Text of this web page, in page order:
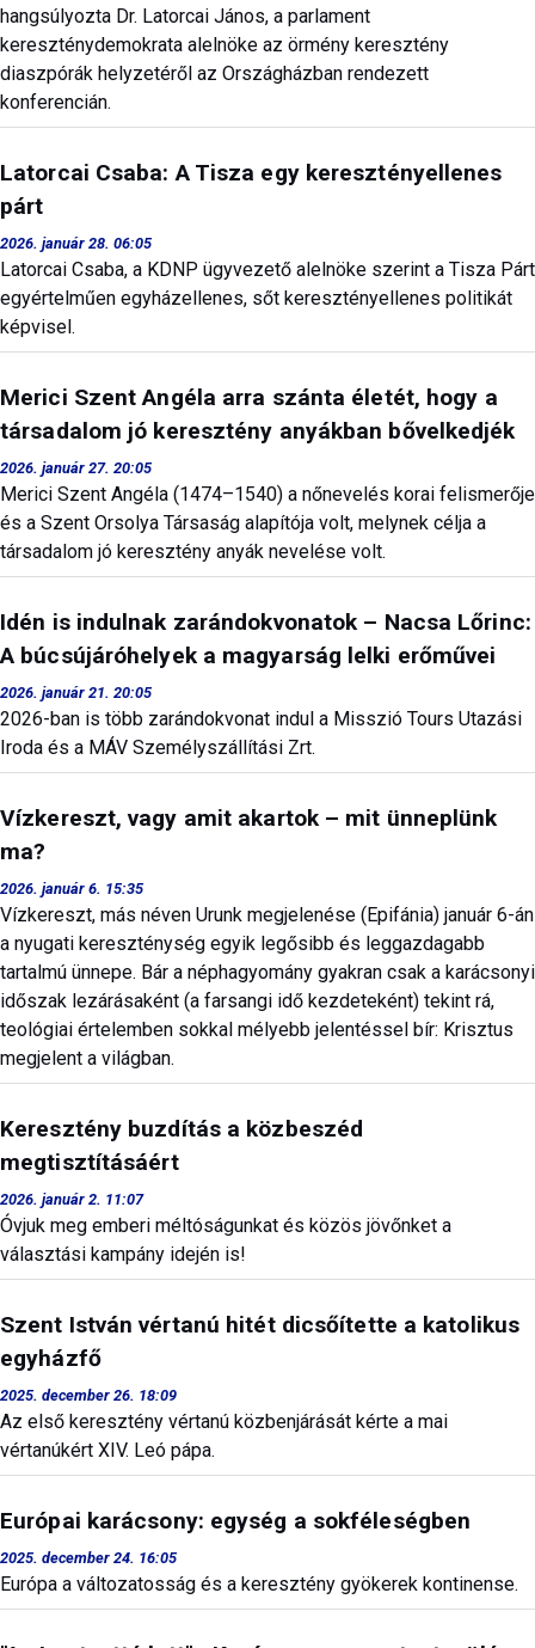
hangsúlyozta Dr. Latorcai János, a parlament
kereszténydemokrata alelnöke az örmény keresztény
diaszpórák helyzetéről az Országházban rendezett
konferencián.
Latorcai Csaba: A Tisza egy keresztényellenes
párt
2026. január 28. 06:05
Latorcai Csaba, a KDNP ügyvezető alelnöke szerint a Tisza Párt
egyértelműen egyházellenes, sőt keresztényellenes politikát
képvisel.
Merici Szent Angéla arra szánta életét, hogy a
társadalom jó keresztény anyákban bővelkedjék
2026. január 27. 20:05
Merici Szent Angéla (1474–1540) a nőnevelés korai felismerője
és a Szent Orsolya Társaság alapítója volt, melynek célja a
társadalom jó keresztény anyák nevelése volt.
Idén is indulnak zarándokvonatok – Nacsa Lőrinc:
A búcsújáróhelyek a magyarság lelki erőművei
2026. január 21. 20:05
2026-ban is több zarándokvonat indul a Misszió Tours Utazási
Iroda és a MÁV Személyszállítási Zrt.
Vízkereszt, vagy amit akartok – mit ünneplünk
ma?
2026. január 6. 15:35
Vízkereszt, más néven Urunk megjelenése (Epifánia) január 6-án
a nyugati kereszténység egyik legősibb és leggazdagabb
tartalmú ünnepe. Bár a néphagyomány gyakran csak a karácsonyi
időszak lezárásaként (a farsangi idő kezdeteként) tekint rá,
teológiai értelemben sokkal mélyebb jelentéssel bír: Krisztus
megjelent a világban.
Keresztény buzdítás a közbeszéd
megtisztításáért
2026. január 2. 11:07
Óvjuk meg emberi méltóságunkat és közös jövőnket a
választási kampány idején is!
Szent István vértanú hitét dicsőítette a katolikus
egyházfő
2025. december 26. 18:09
Az első keresztény vértanú közbenjárását kérte a mai
vértanúkért XIV. Leó pápa.
Európai karácsony: egység a sokféleségben
2025. december 24. 16:05
Európa a változatosság és a keresztény gyökerek kontinense.